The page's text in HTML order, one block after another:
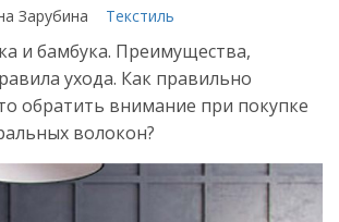
Зарубина Текстиль
и бамбука. Преимущества,
ухода. Как правильно
обратить внимание при покупке
волокон?